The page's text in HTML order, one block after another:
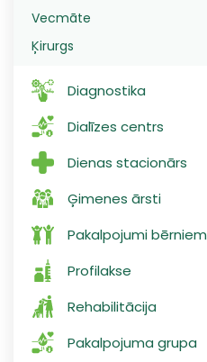
Vecmāte
Ķirurgs
Diagnostika
Dialīzes centrs
Dienas stacionārs
Ģimenes ārsti
Pakalpojumi bērniem
Profilakse
Rehabilitācija
Pakalpojuma grupa